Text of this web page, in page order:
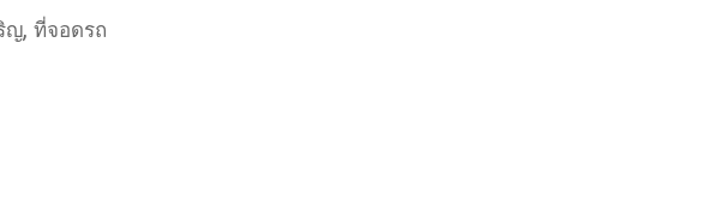
ญ, ที่จอดรถ